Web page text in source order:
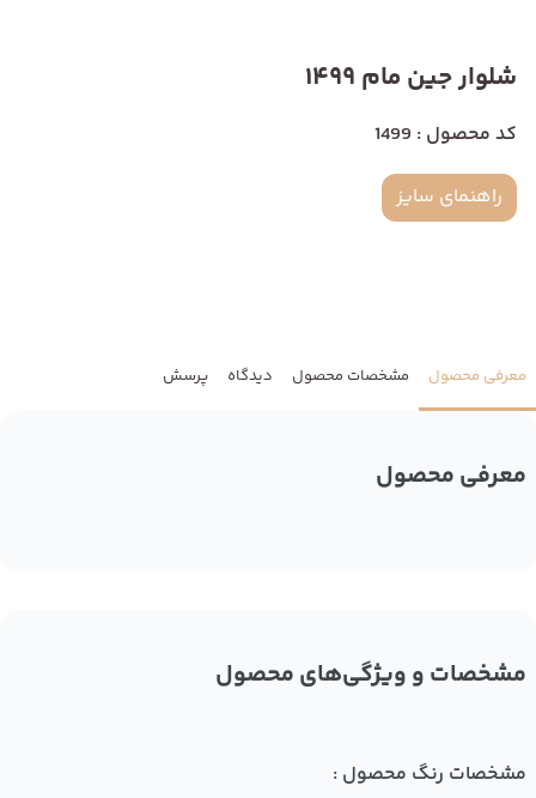
شلوار جین مام 1499
کد محصول : 1499
راهنمای سایز
معرفی محصول مشخصات محصول دیدگاه پرسش
معرفی محصول
مشخصات و ویژگی‌های محصول
مشخصات رنگ محصول :